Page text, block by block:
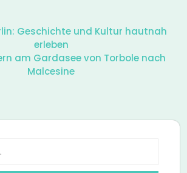
Geschichte und Kultur hautnah
erleben
am Gardasee von Torbole nach
Malcesine